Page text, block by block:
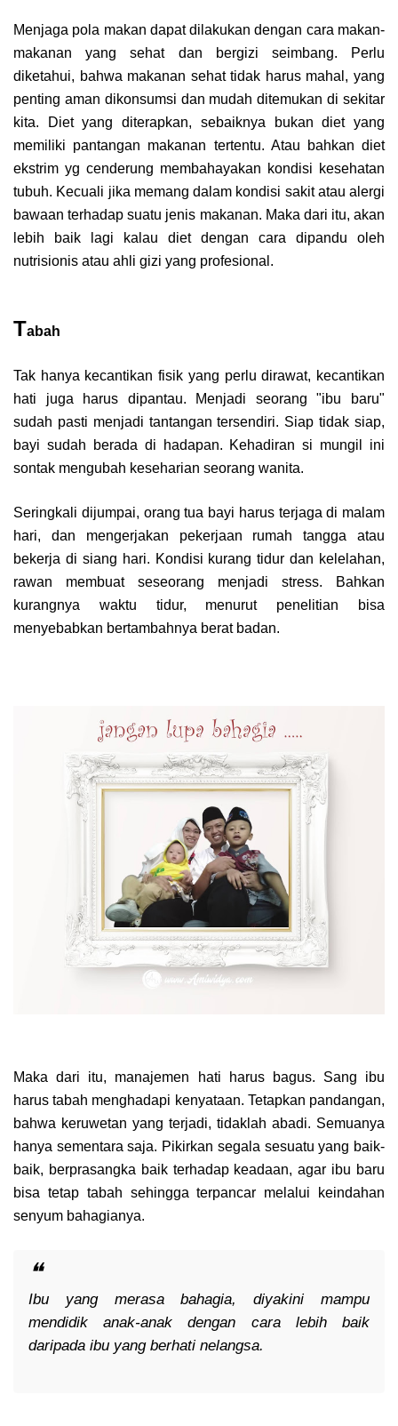
Menjaga pola makan dapat dilakukan dengan cara makan-
makanan yang sehat dan bergizi seimbang. Perlu
diketahui, bahwa makanan sehat tidak harus mahal, yang
penting aman dikonsumsi dan mudah ditemukan di sekitar
kita. Diet yang diterapkan, sebaiknya bukan diet yang
memiliki pantangan makanan tertentu. Atau bahkan diet
ekstrim yg cenderung membahayakan kondisi kesehatan
tubuh. Kecuali jika memang dalam kondisi sakit atau alergi
bawaan terhadap suatu jenis makanan. Maka dari itu, akan
lebih baik lagi kalau diet dengan cara dipandu oleh
nutrisionis atau ahli gizi yang profesional.
Tabah
Tak hanya kecantikan fisik yang perlu dirawat, kecantikan
hati juga harus dipantau. Menjadi seorang "ibu baru"
sudah pasti menjadi tantangan tersendiri. Siap tidak siap,
bayi sudah berada di hadapan. Kehadiran si mungil ini
sontak mengubah keseharian seorang wanita.
Seringkali dijumpai, orang tua bayi harus terjaga di malam
hari, dan mengerjakan pekerjaan rumah tangga atau
bekerja di siang hari. Kondisi kurang tidur dan kelelahan,
rawan membuat seseorang menjadi stress. Bahkan
kurangnya waktu tidur, menurut penelitian bisa
menyebabkan bertambahnya berat badan.
Maka dari itu, manajemen hati harus bagus. Sang ibu
harus tabah menghadapi kenyataan. Tetapkan pandangan,
bahwa keruwetan yang terjadi, tidaklah abadi. Semuanya
hanya sementara saja. Pikirkan segala sesuatu yang baik-
baik, berprasangka baik terhadap keadaan, agar ibu baru
bisa tetap tabah sehingga terpancar melalui keindahan
senyum bahagianya.
Ibu yang merasa bahagia, diyakini mampu
mendidik anak-anak dengan cara lebih baik
daripada ibu yang berhati nelangsa.